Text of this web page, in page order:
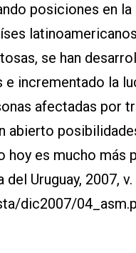
posiciones en la
se han
incrementado la
afectadas por
abierto
hoy es mucho más
Uruguay, 2007, v.
dic2007/